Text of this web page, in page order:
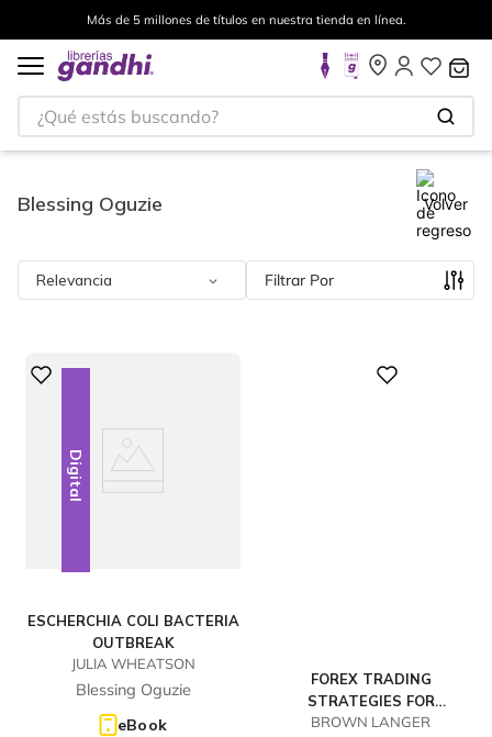
Más de 5 millones de títulos en nuestra tienda en línea.
¿Qué estás buscando?
Blessing Oguzie Volver
Relevancia Filtrar
Digital
ESCHERCHIA COLI BACTERIA
OUTBREAK
JULIA WHEATSON
Blessing Oguzie
eBook
FOREX TRADING
STRATEGIES FOR
BEGINNERS
BROWN LANGER